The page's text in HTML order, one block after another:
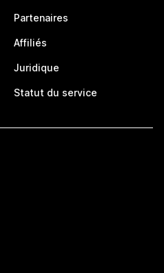
Partenaires
Affiliés
Juridique
Statut du service